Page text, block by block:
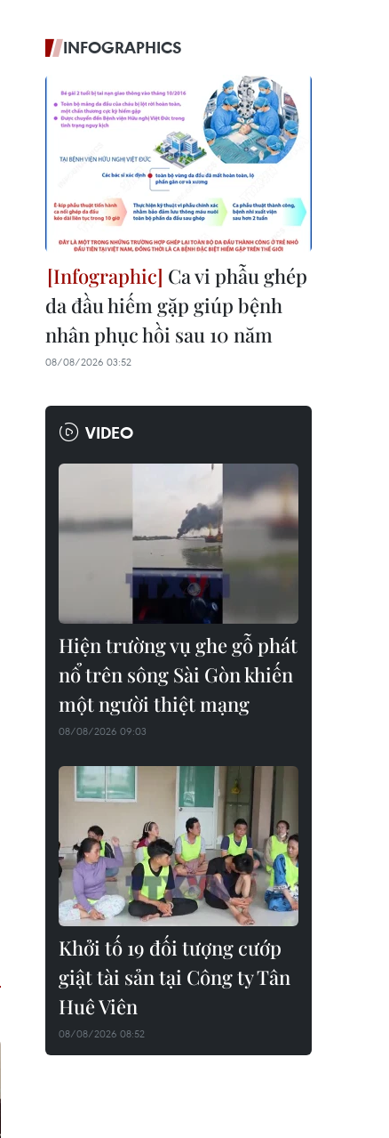
INFOGRAPHICS
Ca vi phẫu ghép
da đầu hiếm gặp giúp bệnh
nhân phục hồi sau 10 năm
08/08/2026 03:52
VIDEO
Hiện trường vụ ghe gỗ phát
nổ trên sông Sài Gòn khiến
một người thiệt mạng
08/08/2026 09:03
Khởi tố 19 đối tượng cướp
giật tài sản tại Công ty Tân
Huê Viên
08/08/2026 08:52